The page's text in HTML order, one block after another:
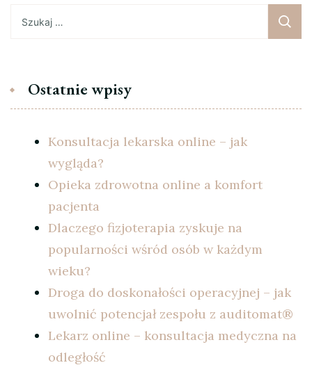
Ostatnie wpisy
Konsultacja lekarska online – jak
wygląda?
Opieka zdrowotna online a komfort
pacjenta
Dlaczego fizjoterapia zyskuje na
popularności wśród osób w każdym
wieku?
Droga do doskonałości operacyjnej – jak
uwolnić potencjał zespołu z auditomat®
Lekarz online – konsultacja medyczna na
odległość